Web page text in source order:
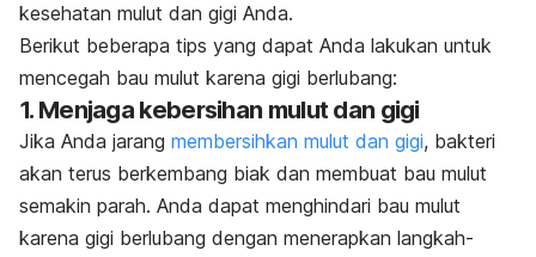
kesehatan mulut dan gigi Anda.
Berikut beberapa tips yang dapat Anda lakukan untuk
mencegah bau mulut karena gigi berlubang:
1. Menjaga kebersihan mulut dan gigi
Jika Anda jarang membersihkan mulut dan gigi, bakteri
akan terus berkembang biak dan membuat bau mulut
semakin parah. Anda dapat menghindari bau mulut
karena gigi berlubang dengan menerapkan langkah-